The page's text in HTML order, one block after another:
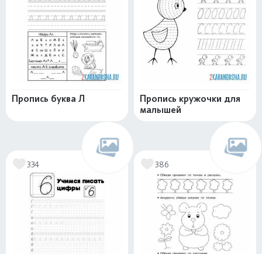
Пропись буква Л
Пропись кружочки для
малышей
334 386